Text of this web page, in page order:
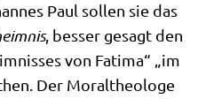
Paul sol­len sie das
, bes­ser gesagt den
von Fati­ma“ „im
Der Moral­theo­lo­ge